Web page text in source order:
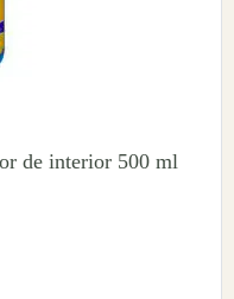
de interior 500 ml